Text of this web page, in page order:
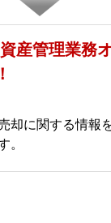
産管理業務
却に関する情報
。